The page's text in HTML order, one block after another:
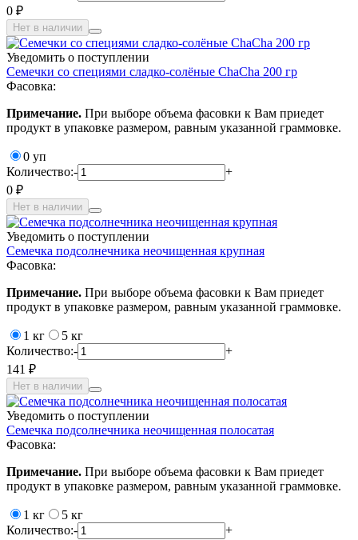
0 ₽
Нет в наличии
Уведомить о поступлении
Семечки со специями сладко-солёные ChaCha 200 гр
Фасовка:
Примечание. При выборе объема фасовки к Вам приедет
продукт в упаковке размером, равным указанной граммовке.
0 уп
Количество:-
+
0 ₽
Нет в наличии
Уведомить о поступлении
Семечка подсолнечника неочищенная крупная
Фасовка:
Примечание. При выборе объема фасовки к Вам приедет
продукт в упаковке размером, равным указанной граммовке.
1 кг
5 кг
Количество:-
+
141 ₽
Нет в наличии
Уведомить о поступлении
Семечка подсолнечника неочищенная полосатая
Фасовка:
Примечание. При выборе объема фасовки к Вам приедет
продукт в упаковке размером, равным указанной граммовке.
1 кг
5 кг
Количество:-
+